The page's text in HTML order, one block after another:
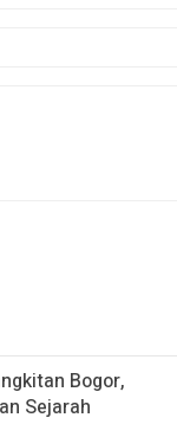
Bogor,
Sejarah